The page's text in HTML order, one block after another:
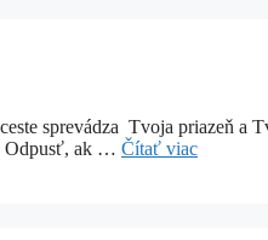
sprevádza Tvoja priazeň a
Odpusť, ak … Čítať viac